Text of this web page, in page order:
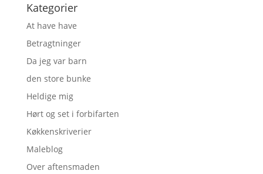
Kategorier
At have have
Betragtninger
Da jeg var barn
den store bunke
Heldige mig
Hørt og set i forbifarten
Køkkenskriverier
Maleblog
Over aftensmaden